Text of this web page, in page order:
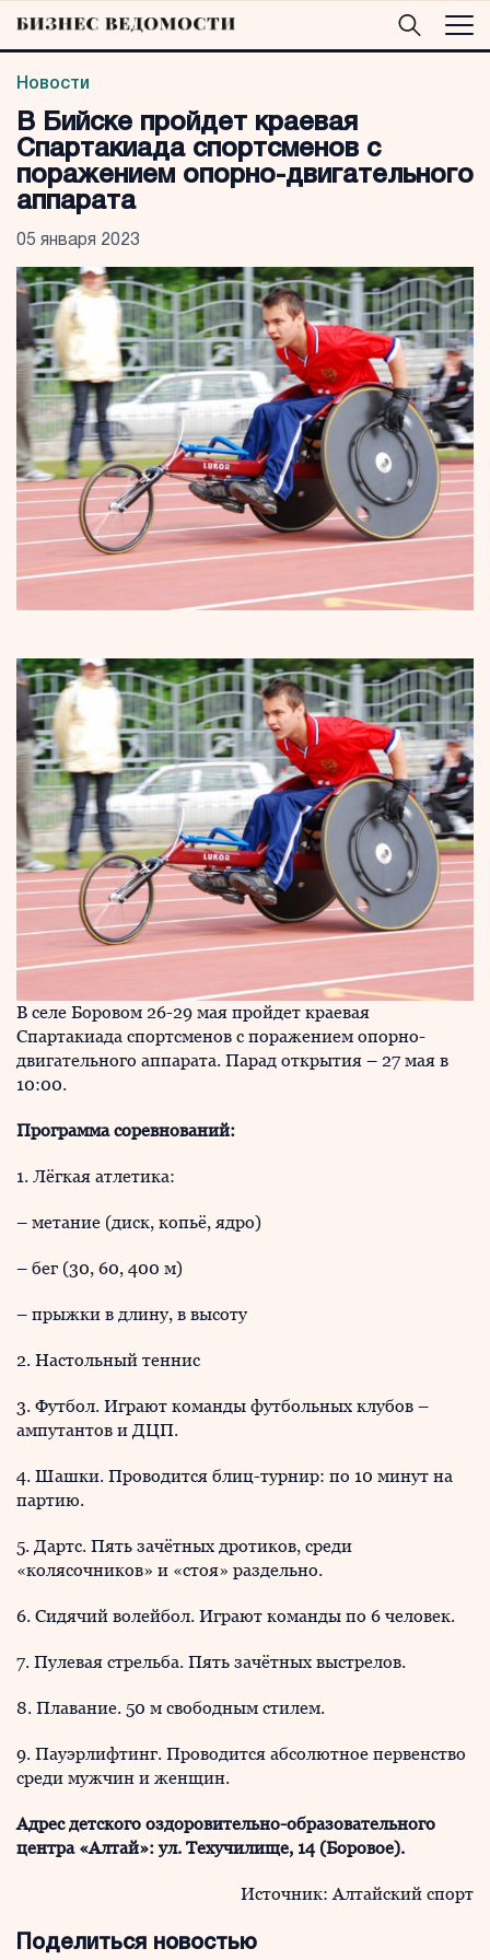
Новости
В Бийске пройдет краевая
Спартакиада спортсменов с
поражением опорно-двигательного
аппарата
05 января 2023
В селе Боровом 26-29 мая пройдет краевая
Спартакиада спортсменов с поражением опорно-
двигательного аппарата. Парад открытия – 27 мая в
10:00.
Программа соревнований:
1. Лёгкая атлетика:
– метание (диск, копьё, ядро)
– бег (30, 60, 400 м)
– прыжки в длину, в высоту
2. Настольный теннис
3. Футбол. Играют команды футбольных клубов –
ампутантов и ДЦП.
4. Шашки. Проводится блиц-турнир: по 10 минут на
партию.
5. Дартс. Пять зачётных дротиков, среди
«колясочников» и «стоя» раздельно.
6. Сидячий волейбол. Играют команды по 6 человек.
7. Пулевая стрельба. Пять зачётных выстрелов.
8. Плавание. 50 м свободным стилем.
9. Пауэрлифтинг. Проводится абсолютное первенство
среди мужчин и женщин.
Адрес детского оздоровительно-образовательного
центра «Алтай»: ул. Техучилище, 14 (Боровое).
Источник: Алтайский спорт
Поделиться новостью